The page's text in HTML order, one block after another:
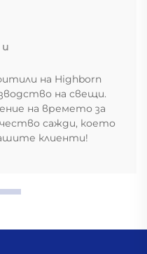
на Highborn
на свещи.
на времето за
сажди, което
клиенти!